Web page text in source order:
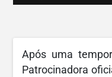
Após uma
Patrocinadora